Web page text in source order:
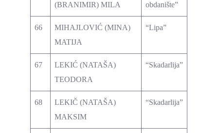
(BRANIMIR) MILA
obdanište”
66
MIHAJLOVIĆ (MINA)
MATIJA
“Lipa”
67
LEKIĆ (NATAŠA)
TEODORA
“Skadarlija”
68
LEKIČ (NATAŠA)
MAKSIM
“Skadarlija”